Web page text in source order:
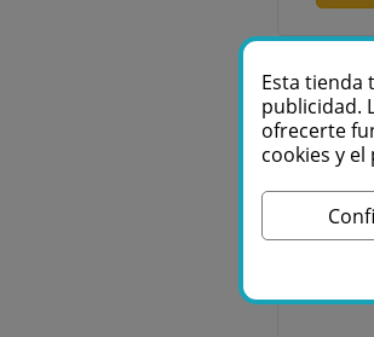
Esta tienda
publicidad.
ofrecerte
cookies y